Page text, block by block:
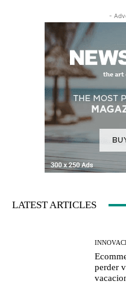
-
LATEST ARTICLES
perder